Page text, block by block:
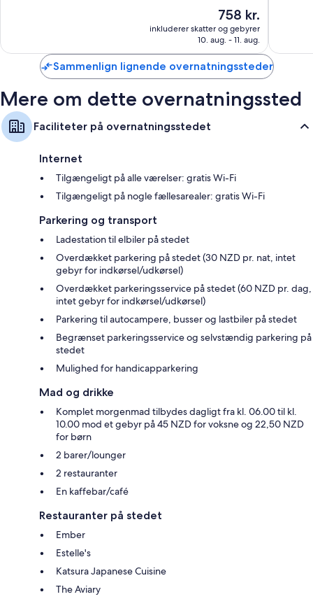
Prisen
er
758 kr.
758 kr.
inkluderer skatter og gebyrer
10. aug. - 11. aug.
Sammenlign lignende overnatningssteder
Mere om dette overnatningssted
Faciliteter på overnatningsstedet
Internet
Tilgængeligt på alle værelser: gratis Wi-Fi
Tilgængeligt på nogle fællesarealer: gratis Wi-Fi
Parkering og transport
Ladestation til elbiler på stedet
Overdækket parkering på stedet (30 NZD pr. nat, intet
gebyr for indkørsel/udkørsel)
Overdækket parkeringsservice på stedet (60 NZD pr. dag,
intet gebyr for indkørsel/udkørsel)
Parkering til autocampere, busser og lastbiler på stedet
Begrænset parkeringsservice og selvstændig parkering på
stedet
Mulighed for handicapparkering
Mad og drikke
Komplet morgenmad tilbydes dagligt fra kl. 06.00 til kl.
10.00 mod et gebyr på 45 NZD for voksne og 22,50 NZD
for børn
2 barer/lounger
2 restauranter
En kaffebar/café
Restauranter på stedet
Ember
Estelle's
Katsura Japanese Cuisine
The Aviary